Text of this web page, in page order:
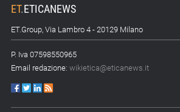
ET.ETICANEWS
ET.Group, Via Lambro 4 - 20129 Milano
P. Iva 07598550965
Email redazione: wikietica@eticanews.it